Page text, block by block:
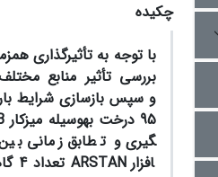
چکیده
با توجه به تأثیرگذاری
بررسی تأثیر منابع
و سپس بازسازی شرایط
95 درخت به­وسیله میزکار
گیری و تطابق زمانی
افزارARSTAN